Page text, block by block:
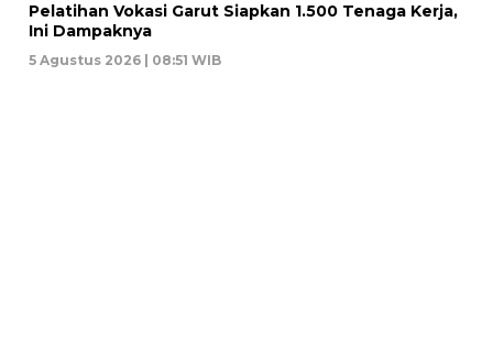
Pelatihan Vokasi Garut Siapkan 1.500 Tenaga Kerja,
Ini Dampaknya
5 Agustus 2026 | 08:51 WIB